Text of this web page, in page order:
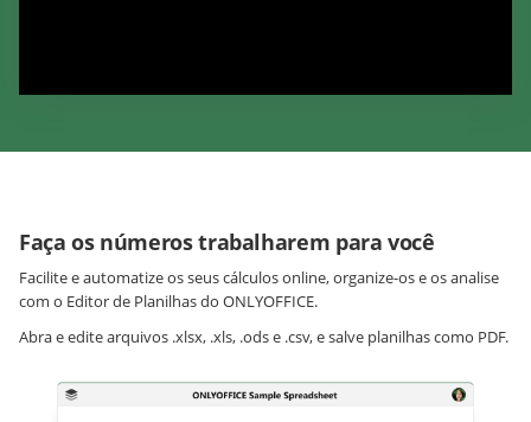
Faça os números trabalharem para você
Facilite e automatize os seus cálculos online, organize-os e os analise
com o Editor de Planilhas do ONLYOFFICE.
Abra e edite arquivos .xlsx, .xls, .ods e .csv, e salve planilhas como PDF.